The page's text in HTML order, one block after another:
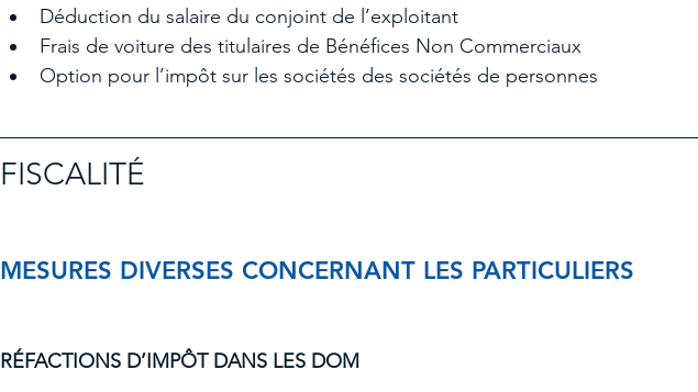
Déduction du salaire du conjoint de l’exploitant
Frais de voiture des titulaires de Bénéfices Non Commerciaux
Option pour l’impôt sur les sociétés des sociétés de personnes
FISCALITÉ
MESURES DIVERSES CONCERNANT LES PARTICULIERS
RÉFACTIONS D’IMPÔT DANS LES DOM